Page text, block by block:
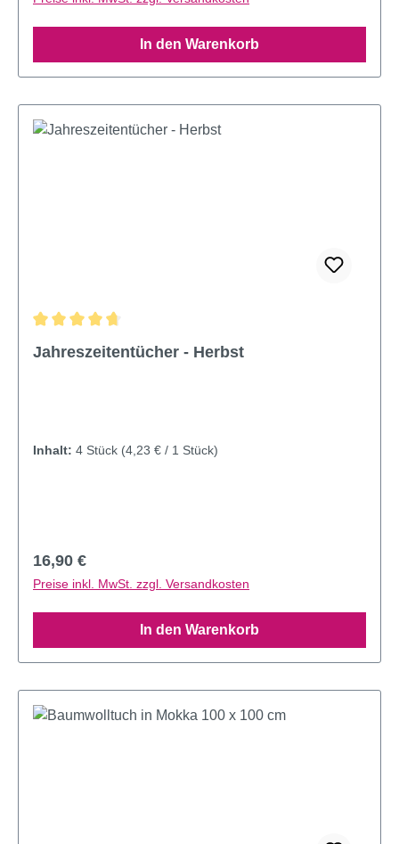
In den Warenkorb
Jahreszeitentücher - Herbst
Inhalt: 4 Stück (4,23 € / 1 Stück)
Regulärer Preis:
16,90 €
Preise inkl. MwSt. zzgl. Versandkosten
In den Warenkorb